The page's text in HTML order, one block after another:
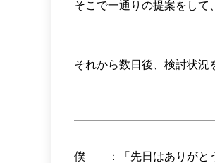
そこで一通りの提案をして
それから数日後、検討状況
僕 ：「先日はありがとう